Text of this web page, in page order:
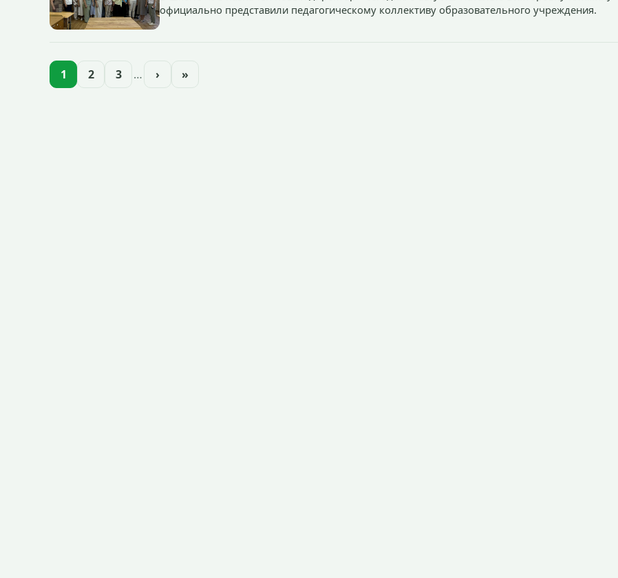
официально представили педагогическому коллективу образовательного учреждения.
1 2 3 … › »